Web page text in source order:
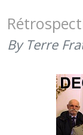
By Terre